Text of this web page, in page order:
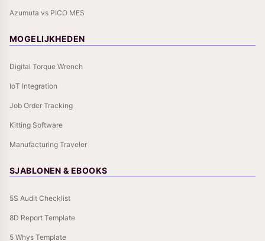
Azumuta vs PICO MES
MOGELIJKHEDEN
Digital Torque Wrench
IoT Integration
Job Order Tracking
Kitting Software
Manufacturing Traveler
SJABLONEN & EBOOKS
5S Audit Checklist
8D Report Template
5 Whys Template